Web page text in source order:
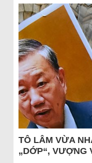
TÔ LÂM VỪA
„DỚP“, VƯỢNG